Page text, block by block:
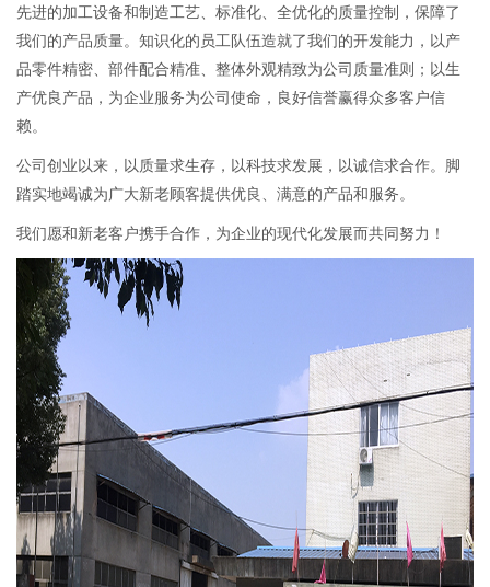
先进的加工设备和制造工艺、标准化、全优化的质量控制，保障了
我们的产品质量。知识化的员工队伍造就了我们的开发能力，以产
品零件精密、部件配合精准、整体外观精致为公司质量准则；以生
产优良产品，为企业服务为公司使命，良好信誉赢得众多客户信
赖。
公司创业以来，以质量求生存，以科技求发展，以诚信求合作。脚
踏实地竭诚为广大新老顾客提供优良、满意的产品和服务。
我们愿和新老客户携手合作，为企业的现代化发展而共同努力！